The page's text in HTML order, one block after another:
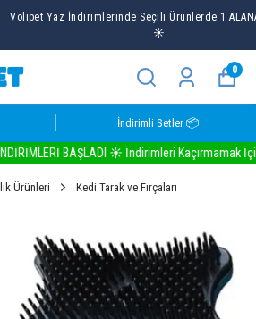
Seçili Ürünlerde 1 ALANA 1 BEDAVA
0
İndirimli Setler 📦
BAŞLADI ☀️ İndirimleri Kaçırmamak İçin
Ürünleri Kedi Tarak ve Fırçaları